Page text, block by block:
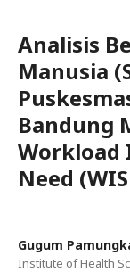
Analisis
Manusia
Bandung
Workload
Need
Gugum
Institute of Health